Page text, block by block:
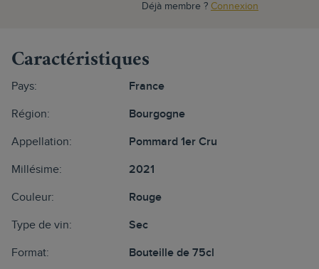
Déjà membre ? Connexion
Caractéristiques
Pays: France
Région: Bourgogne
Appellation: Pommard 1er Cru
Millésime: 2021
Couleur: Rouge
Type de vin: Sec
Format: Bouteille de 75cl